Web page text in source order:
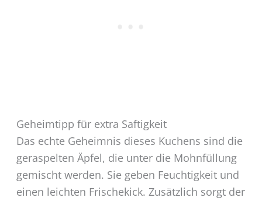
Geheimtipp für extra Saftigkeit
Das echte Geheimnis dieses Kuchens sind die
geraspelten Äpfel, die unter die Mohnfüllung
gemischt werden. Sie geben Feuchtigkeit und
einen leichten Frischekick. Zusätzlich sorgt der